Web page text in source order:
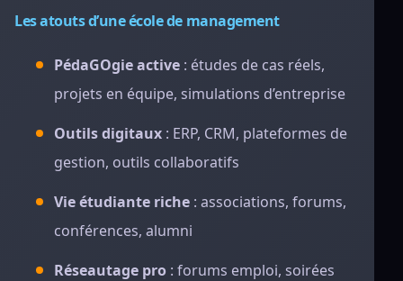
Les atouts d’une école de management
PédaGOgie active : études de cas réels,
projets en équipe, simulations d’entreprise
Outils digitaux : ERP, CRM, plateformes de
gestion, outils collaboratifs
Vie étudiante riche : associations, forums,
conférences, alumni
Réseautage pro : forums emploi, soirées